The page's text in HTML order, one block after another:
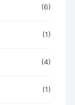
(6)
(1)
(4)
(1)